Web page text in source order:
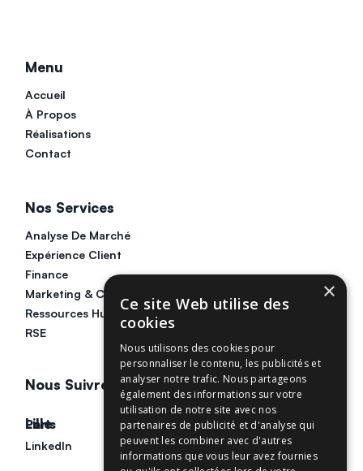
Menu
Accueil
À Propos
Réalisations
Contact
Lille
LinkedIn
Nous Suivre
Paris
LinkedIn
Nos Services
Analyse De Marché
Expérience Client
Finance
Marketing & Communication
Ressources Humaines
RSE
×
Ce site Web utilise des
cookies
Nous utilisons des cookies pour
personnaliser le contenu, les publicités et
analyser notre trafic. Nous partageons
également des informations sur votre
utilisation de notre site avec nos
partenaires de publicité et d'analyse qui
peuvent les combiner avec d'autres
informations que vous leur avez fournies